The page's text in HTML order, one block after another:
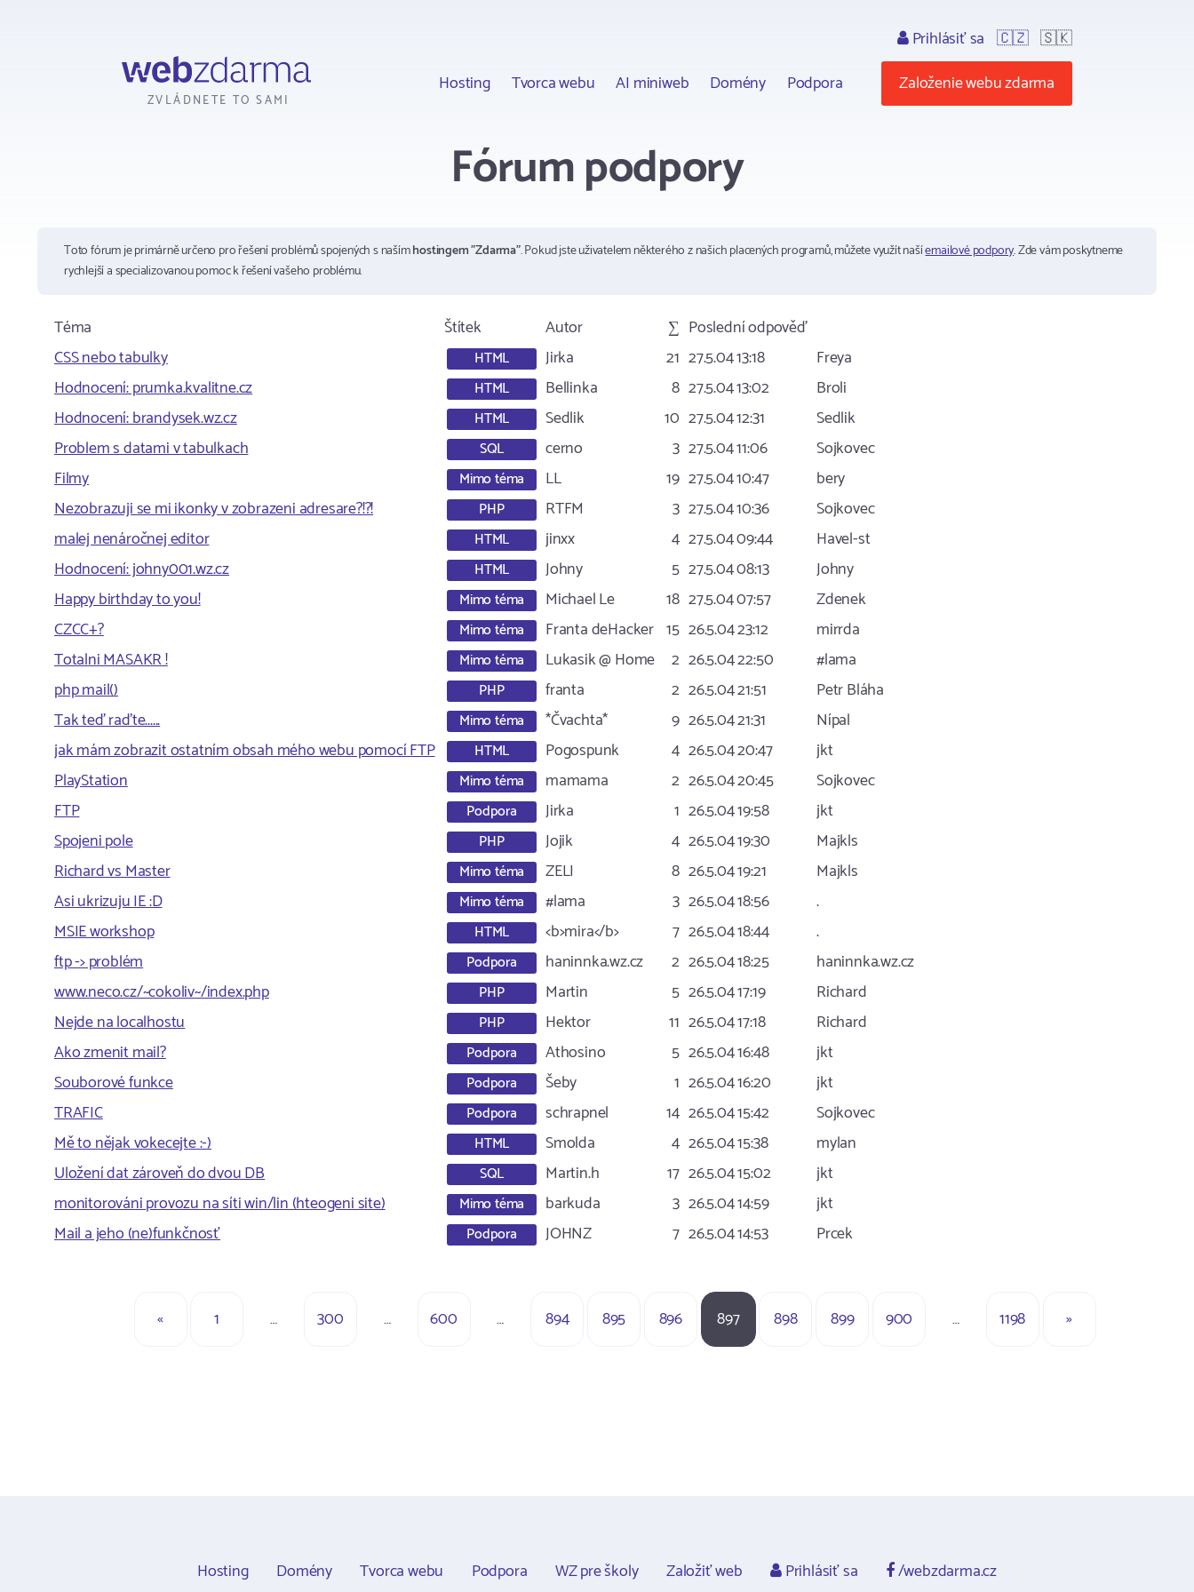
ZVLÁDNETE TO SAMI
Hosting Tvorca webu AI miniweb Domény Podpora
Prihlásiť sa 🇨🇿 🇸🇰
Založenie webu zdarma
Fórum podpory
Toto fórum je primárně určeno pro řešení problémů spojených s našímhostingem "Zdarma". Pokud jste uživatelem některého z našich placených programů, můžete využít našíemailové podpory. Zde vám poskytneme
rychlejší a specializovanou pomoc k řešení vašeho problému.
Téma Štítek Autor ∑ Poslední odpověď
CSS nebo tabulky
HTML Jirka 21 27.5.04 13:18
Freya
Hodnocení: prumka.kvalitne.cz
HTML Bellinka 8 27.5.04 13:02
Broli
Hodnocení: brandysek.wz.cz
HTML Sedlik 10 27.5.04 12:31
Sedlik
Problem s datami v tabulkach
SQL cerno 3 27.5.04 11:06
Sojkovec
Filmy
Mimo téma LL 19 27.5.04 10:47
bery
Nezobrazuji se mi ikonky v zobrazeni adresare?!?!
PHP RTFM 3 27.5.04 10:36
Sojkovec
malej nenáročnej editor
HTML jinxx 4 27.5.04 09:44
Havel-st
Hodnocení: johny001.wz.cz
HTML Johny 5 27.5.04 08:13
Johny
Happy birthday to you!
Mimo téma Michael Le 18 27.5.04 07:57
Zdenek
CZCC+?
Mimo téma Franta deHacker 15 26.5.04 23:12
mirrda
Totalni MASAKR !
Mimo téma Lukasik @ Home 2 26.5.04 22:50
#lama
php mail()
PHP franta 2 26.5.04 21:51
Petr Bláha
Tak teď raďte......
Mimo téma *Čvachta* 9 26.5.04 21:31
Nípal
jak mám zobrazit ostatním obsah mého webu pomocí FTP
HTML Pogospunk 4 26.5.04 20:47
jkt
PlayStation
Mimo téma mamama 2 26.5.04 20:45
Sojkovec
FTP
Podpora Jirka 1 26.5.04 19:58
jkt
Spojeni pole
PHP Jojik 4 26.5.04 19:30
Majkls
Richard vs Master
Mimo téma ZELI 8 26.5.04 19:21
Majkls
Asi ukrizuju IE :D
Mimo téma #lama 3 26.5.04 18:56
.
MSIE workshop
HTML <b>mira</b> 7 26.5.04 18:44
.
ftp -> problém
Podpora haninnka.wz.cz 2 26.5.04 18:25
haninnka.wz.cz
www.neco.cz/~cokoliv~/index.php
PHP Martin 5 26.5.04 17:19
Richard
Nejde na localhostu
PHP Hektor 11 26.5.04 17:18
Richard
Ako zmenit mail?
Podpora Athosino 5 26.5.04 16:48
jkt
Souborové funkce
Podpora Šeby 1 26.5.04 16:20
jkt
TRAFIC
Podpora schrapnel 14 26.5.04 15:42
Sojkovec
Mě to nějak vokecejte :-)
HTML Smolda 4 26.5.04 15:38
mylan
Uložení dat zároveň do dvou DB
SQL Martin.h 17 26.5.04 15:02
jkt
monitorováni provozu na síti win/lin (hteogeni site)
Mimo téma barkuda 3 26.5.04 14:59
jkt
Mail a jeho (ne)funkčnosť
Podpora JOHNZ 7 26.5.04 14:53 Prcek
« 1 … 300 … 600 … 894 895 896 897 898 899 900 … 1198 »
Hosting Domény Tvorca webu Podpora WZ pre školy Založiť web Prihlásiť sa /webzdarma.cz